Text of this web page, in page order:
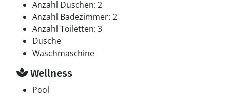
Anzahl Duschen: 2
Anzahl Badezimmer: 2
Anzahl Toiletten: 3
Dusche
Waschmaschine
Wellness
Pool